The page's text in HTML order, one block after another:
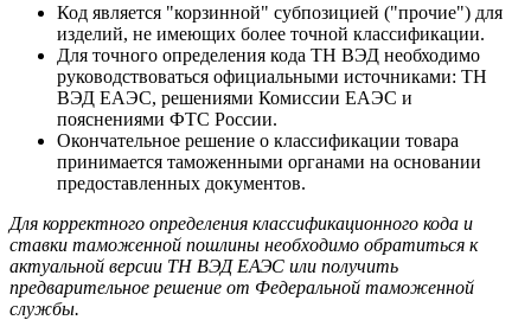
Код является "корзинной" субпозицией ("прочие") для
изделий, не имеющих более точной классификации.
Для точного определения кода ТН ВЭД необходимо
руководствоваться официальными источниками: ТН
ВЭД ЕАЭС, решениями Комиссии ЕАЭС и
пояснениями ФТС России.
Окончательное решение о классификации товара
принимается таможенными органами на основании
предоставленных документов.
Для корректного определения классификационного кода и
ставки таможенной пошлины необходимо обратиться к
актуальной версии ТН ВЭД ЕАЭС или получить
предварительное решение от Федеральной таможенной
службы.